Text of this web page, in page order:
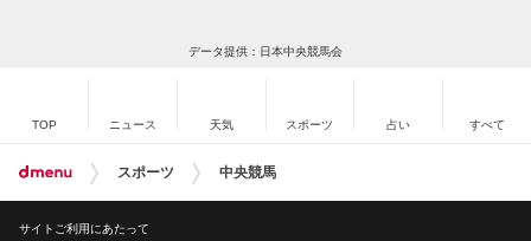
データ提供：日本中央競馬会
TOP ニュース 天気 スポーツ 占い すべて
スポーツ 中央競馬
サイトご利用にあたって